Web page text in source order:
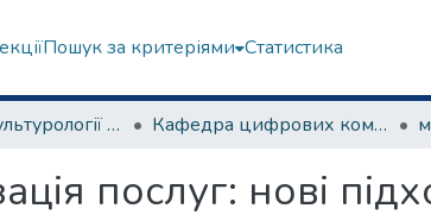
Пошук за критеріями Статистика
Факультет культурології та соціальних комунікацій Кафедра цифрових комунікацій та інформаційних технологій
послуг: нові